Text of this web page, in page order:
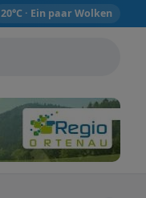
20°C · Ein paar Wolken